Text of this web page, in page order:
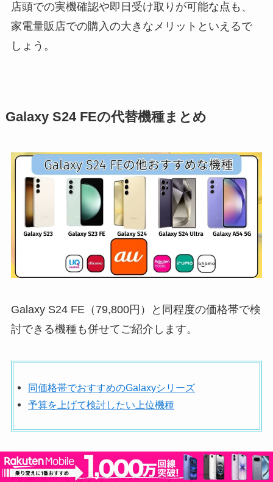
店頭での実機確認や即日受け取りが可能な点も、
家電量販店での購入の大きなメリットといえるで
しょう。
Galaxy S24 FEの代替機種まとめ
Galaxy S24 FE（79,800円）と同程度の価格帯で検
討できる機種も併せてご紹介します。
同価格帯でおすすめのGalaxyシリーズ
予算を上げて検討したい上位機種
同価格帯でおすすめのGalaxyシリーズ